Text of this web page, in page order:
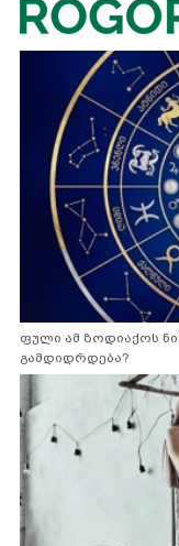
ფული ამ ზოდიაქოს
გამდიდრდება?